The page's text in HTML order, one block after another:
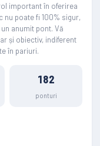
important în oferirea
nu poate fi 100% sigur,
anumit pont. Vă
și obiectiv, indiferent
în pariuri.
182
ponturi